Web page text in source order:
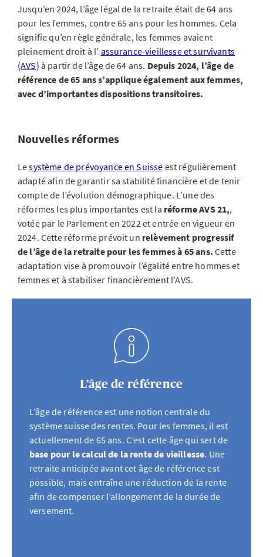
Jusqu’en 2024, l’âge légal de la retraite était de 64 ans
pour les femmes, contre 65 ans pour les hommes. Cela
signifie qu’en règle générale, les femmes avaient
pleinement droit à l’ assurance-vieillesse et survivants
(AVS) à partir de l’âge de 64 ans. Depuis 2024, l’âge de
référence de 65 ans s’applique également aux femmes,
avec d’importantes dispositions transitoires.
Nouvelles réformes
Lesystème de prévoyance en Suisse est régulièrement
adapté afin de garantir sa stabilité financière et de tenir
compte de l’évolution démographique. L’une des
réformes les plus importantes est la réforme AVS 21,,
votée par le Parlement en 2022 et entrée en vigueur en
2024. Cette réforme prévoit un relèvement progressif
de l’âge de la retraite pour les femmes à 65 ans. Cette
adaptation vise à promouvoir l’égalité entre hommes et
femmes et à stabiliser financièrement l’AVS.
L’âge de référence
L’âge de référence est une notion centrale du
système suisse des rentes. Pour les femmes, il est
actuellement de 65 ans. C’est cette âge qui sert de
base pour le calcul de la rente de vieillesse. Une
retraite anticipée avant cet âge de référence est
possible, mais entraîne une réduction de la rente
afin de compenser l’allongement de la durée de
versement.